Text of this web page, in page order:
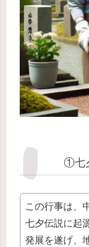
①七
この行事は、
七夕伝説に起
発展を遂げ、